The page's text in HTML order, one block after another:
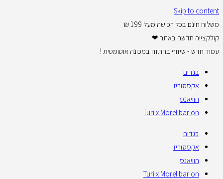
Skip to content
משלוח חינם בכל רכישה מעל 199 ₪
קולקצייה חדשה באתר ❤
עמוד חדש - שיזוף בהתזה במכונה אוטומטית !
בגדים
אקססוריז
הוויאנס
Turi x Morel bar on
בגדים
אקססוריז
הוויאנס
Turi x Morel bar on